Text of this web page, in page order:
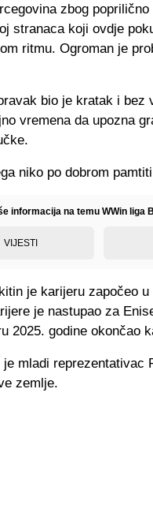
zbog
stranaca koji ovdje
ritmu. Ogroman je
bio je kratak i bez
vremena da upozna
niko po dobrom
informacija na temu WWin liga
VIJESTI
je karijeru započeo
je nastupao za
2025. godine okončao
je mladi reprezentativac
zemlje.